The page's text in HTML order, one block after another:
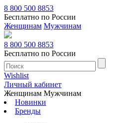
8 800 500 8853
Бесплатно по России
Женщинам Мужчинам
8 800 500 8853
Бесплатно по России
Wishlist
Личный кабинет
Женщинам Мужчинам
Новинки
Бренды